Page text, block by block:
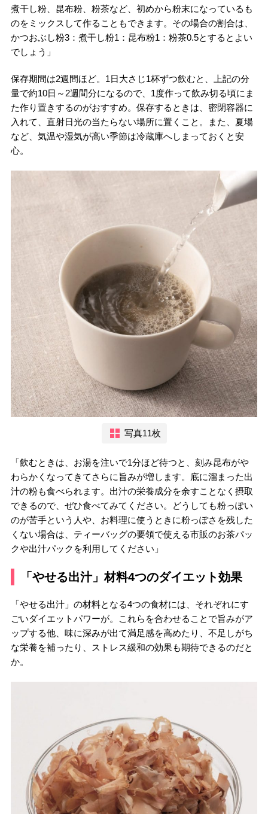
煮干し粉、昆布粉、粉茶など、初めから粉末になっているも
のをミックスして作ることもできます。その場合の割合は、
かつおぶし粉3：煮干し粉1：昆布粉1：粉茶0.5とするとよい
でしょう」
保存期間は2週間ほど。1日大さじ1杯ずつ飲むと、上記の分
量で約10日～2週間分になるので、1度作って飲み切る頃にま
た作り置きするのがおすすめ。保存するときは、密閉容器に
入れて、直射日光の当たらない場所に置くこと。また、夏場
など、気温や湿気が高い季節は冷蔵庫へしまっておくと安
心。
写真11枚
「飲むときは、お湯を注いで1分ほど待つと、刻み昆布がや
わらかくなってきてさらに旨みが増します。底に溜まった出
汁の粉も食べられます。出汁の栄養成分を余すことなく摂取
できるので、ぜひ食べてみてください。どうしても粉っぽい
のが苦手という人や、お料理に使うときに粉っぽさを残した
くない場合は、ティーバッグの要領で使える市販のお茶パッ
クや出汁パックを利用してください」
「やせる出汁」材料4つのダイエット効果
「やせる出汁」の材料となる4つの食材には、それぞれにす
ごいダイエットパワーが。これらを合わせることで旨みがア
ップする他、味に深みが出て満足感を高めたり、不足しがち
な栄養を補ったり、ストレス緩和の効果も期待できるのだと
か。